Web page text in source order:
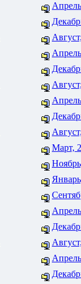
Март,